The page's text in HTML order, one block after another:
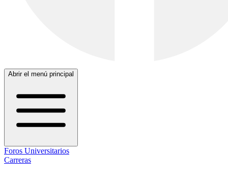
Abrir el menú principal
Foros Universitarios
Carreras